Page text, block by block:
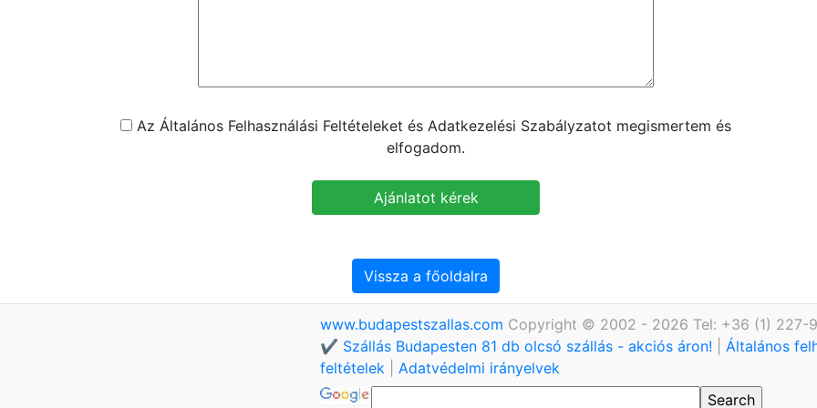
Az Általános Felhasználási Feltételeket és Adatkezelési Szabályzatot megismertem és
elfogadom.
Vissza a főoldalra
www.budapestszallas.com Copyright © 2002 - 2026 Tel: +36 (1) 227-
✔️ Szállás Budapesten 81 db olcsó szállás - akciós áron!
Általános
feltételek
Adatvédelmi irányelvek